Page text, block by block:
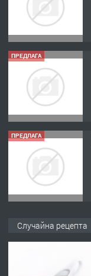
ПРЕДЛАГА
ПРЕДЛАГА
Случайна рецепта